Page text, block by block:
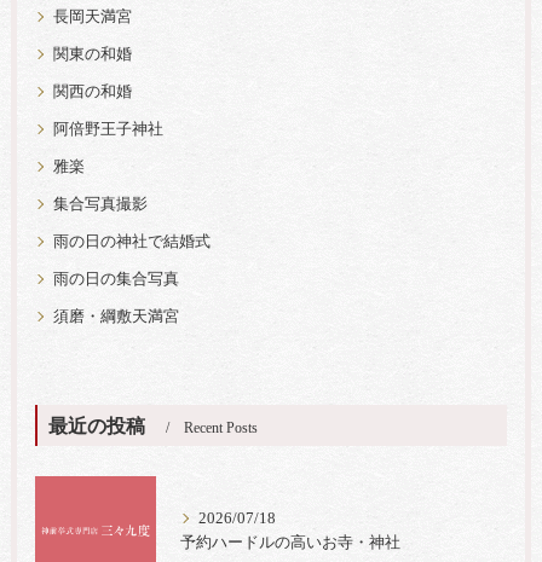
長岡天満宮
関東の和婚
関西の和婚
阿倍野王子神社
雅楽
集合写真撮影
雨の日の神社で結婚式
雨の日の集合写真
須磨・綱敷天満宮
最近の投稿 Recent Posts
2026/07/18
予約ハードルの高いお寺・神社